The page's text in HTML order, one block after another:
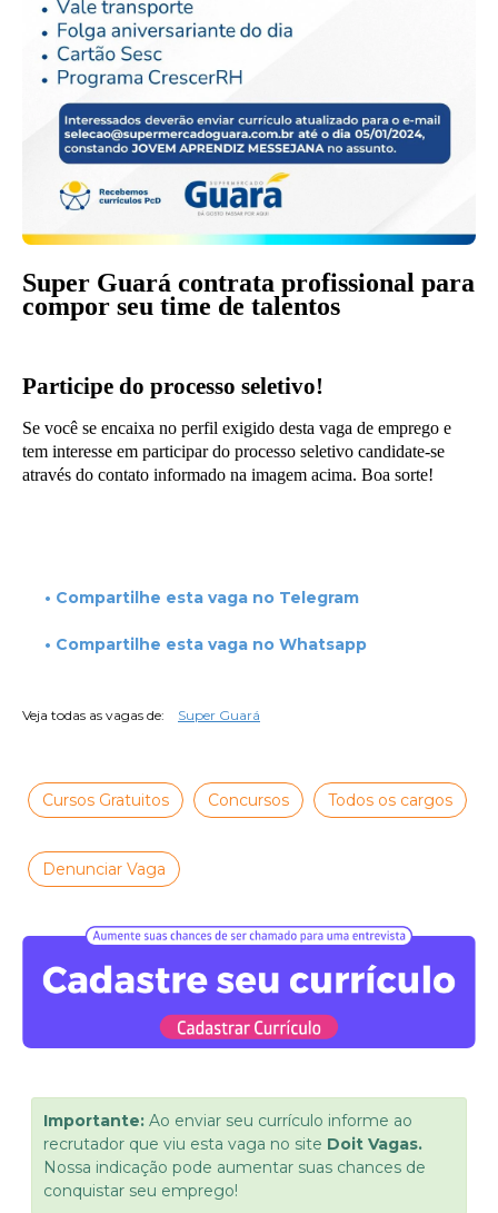
Super Guará contrata profissional para
compor seu time de talentos
Participe do processo seletivo!
Se você se encaixa no perfil exigido desta vaga de emprego e
tem interesse em participar do processo seletivo candidate-se
através do contato informado na imagem acima. Boa sorte!
• Compartilhe esta vaga no Telegram
• Compartilhe esta vaga no Whatsapp
Veja todas as vagas de: Super Guará
Cursos Gratuitos Concursos Todos os cargos
Denunciar Vaga
Importante: Ao enviar seu currículo informe ao
recrutador que viu esta vaga no site Doit Vagas.
Nossa indicação pode aumentar suas chances de
conquistar seu emprego!